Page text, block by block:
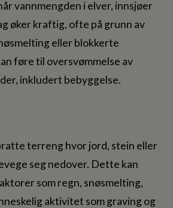
vannmengden i elver, innsjøer
øker kraftig, ofte på grunn av
eller blokkerte
føre til oversvømmelse av
inkludert bebyggelse.
terreng hvor jord, stein eller
seg nedover. Dette kan
som regn, snøsmelting,
aktivitet som graving og